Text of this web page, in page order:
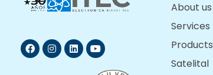
About us
Services
Products
Satelital